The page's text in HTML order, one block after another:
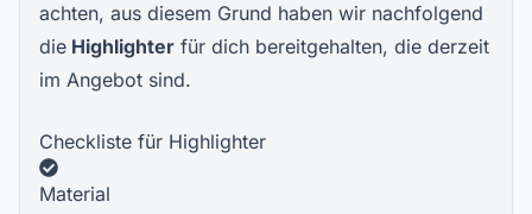
achten, aus diesem Grund haben wir nachfolgend
die Highlighter für dich bereitgehalten, die derzeit
im Angebot sind.
Checkliste für Highlighter
Material